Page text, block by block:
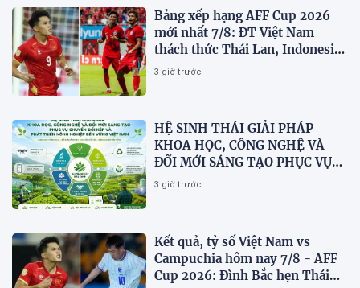
Bảng xếp hạng AFF Cup 2026
mới nhất 7/8: ĐT Việt Nam
thách thức Thái Lan, Indonesia
dừng bước
3 giờ trước
HỆ SINH THÁI GIẢI PHÁP
KHOA HỌC, CÔNG NGHỆ VÀ
ĐỔI MỚI SÁNG TẠO PHỤC VỤ
CHUYỂN ĐỔI KÉP VÀ PHÁT
3 giờ trước
Kết quả, tỷ số Việt Nam vs
Campuchia hôm nay 7/8 - AFF
Cup 2026: Đình Bắc hẹn Thái